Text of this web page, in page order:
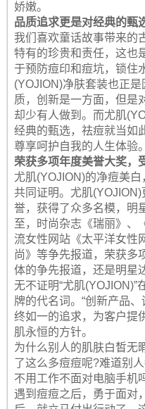
娇嫩。
品质追求更是对经典的甄
我们喜欢童话故事带来的
特有的珍贵和责任，这也
于预防痘印和痘坑，锁住
(YOJION)净肤套装也正
质，创新是一方面，但是
却少有人做到。而尤肌
经典的甄选，祛痘就当如
尊享呵护自我的人生体验。
荣获多项年度美誉大奖，
尤肌(YOJION)的净痘美
共同证明。尤肌
誉，获得了众多名模，明
至，时尚杂志《瑞丽》、
流女性网站《太平洋女性
尚》等争先报道，荣获多
体的争先报道，还是明星
无不证明“尤肌
牌的代名词。“创新产品
终如一的追求，为客户提
肌永恒的方针。
为什么别人的肌肤白皙无
了这么多痘痘呢?难道别
不用工作不面对电脑手机
遇到痘痘之后，勇于面对